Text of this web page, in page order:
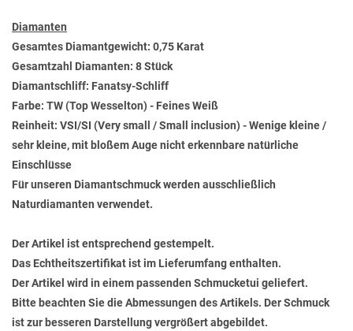
Diamanten
Gesamtes Diamantgewicht: 0,75 Karat
Gesamtzahl Diamanten: 8 Stück
Diamantschliff: Fanatsy-Schliff
Farbe: TW (Top Wesselton) - Feines Weiß
Reinheit: VSI/SI (Very small / Small inclusion) - Wenige kleine /
sehr kleine, mit bloßem Auge nicht erkennbare natürliche
Einschlüsse
Für unseren Diamantschmuck werden ausschließlich
Naturdiamanten verwendet.
Der Artikel ist entsprechend gestempelt.
Das Echtheitszertifikat ist im Lieferumfang enthalten.
Der Artikel wird in einem passenden Schmucketui geliefert.
Bitte beachten Sie die Abmessungen des Artikels. Der Schmuck
ist zur besseren Darstellung vergrößert abgebildet.